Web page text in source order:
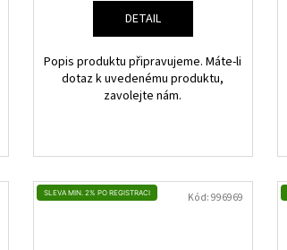
DETAIL
Popis produktu připravujeme. Máte-li
dotaz k uvedenému produktu,
zavolejte nám.
SLEVA MIN. 2% PO REGISTRACI Kód:996969